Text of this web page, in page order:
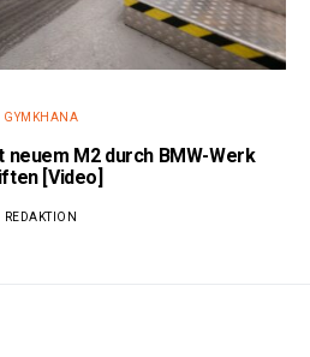
GYMKHANA
M2 durch BMW-Werk
[Video]
REDAKTION